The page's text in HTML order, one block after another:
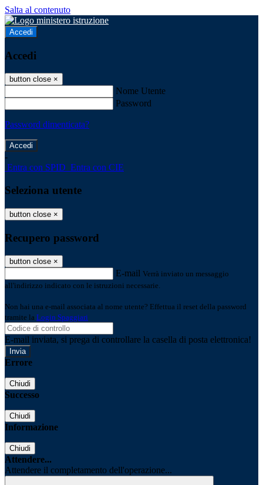
Salta al contenuto
Accedi
Accedi
button close ×
Nome Utente
Password
Password dimenticata?
-
Entra con SPID Entra con CIE
Seleziona utente
button close ×
Recupero password
button close ×
E-mail Verrà inviato un messaggio
all'indirizzo indicato con le istruzioni necessarie.
Non hai una e-mail associata al nome utente? Effettua il reset della password
tramite la Login Spaggiari
E-mail inviata, si prega di controllare la casella di posta elettronica!
Errore
Chiudi
Successo
Chiudi
Informazione
Chiudi
Attendere...
Attendere il completamento dell'operazione...